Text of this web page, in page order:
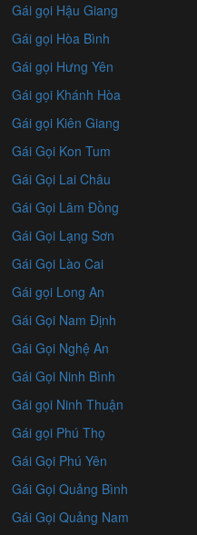
Gái gọi Hậu Giang
Gái gọi Hòa Bình
Gái gọi Hưng Yên
Gái gọi Khánh Hòa
Gái gọi Kiên Giang
Gái Gọi Kon Tum
Gái Gọi Lai Châu
Gái Gọi Lâm Đồng
Gái Gọi Lạng Sơn
Gái Gọi Lào Cai
Gái gọi Long An
Gái Gọi Nam Định
Gái Gọi Nghệ An
Gái Gọi Ninh Bình
Gái gọi Ninh Thuận
Gái gọi Phú Thọ
Gái Gọi Phú Yên
Gái Gọi Quảng Bình
Gái Gọi Quảng Nam